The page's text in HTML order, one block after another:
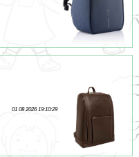
01 08 2026 19:10:29